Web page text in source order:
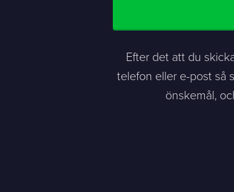
Efter det att du
telefon eller e-post så
önskemål,